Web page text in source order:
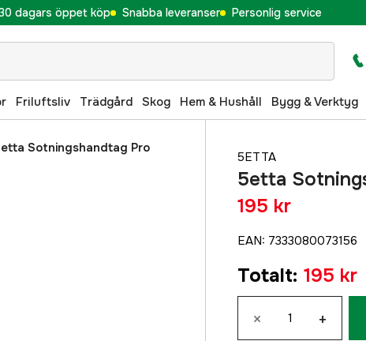
dagars öppet köp Snabba leveranser Personlig service
Friluftsliv Trädgård Skog Hem & Hushåll Bygg & Verktyg
Sotningshandtag Pro
5ETTA
5etta
195 kr
EAN: 7333080073156
Totalt: 195 kr
× +